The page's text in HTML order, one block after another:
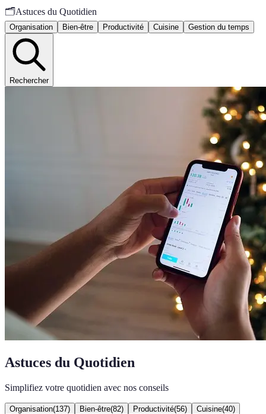
🗂️Astuces du Quotidien
Organisation Bien-être Productivité Cuisine Gestion du temps
Rechercher
Astuces du Quotidien
Simplifiez votre quotidien avec nos conseils
Organisation(137) Bien-être(82) Productivité(56) Cuisine(40)